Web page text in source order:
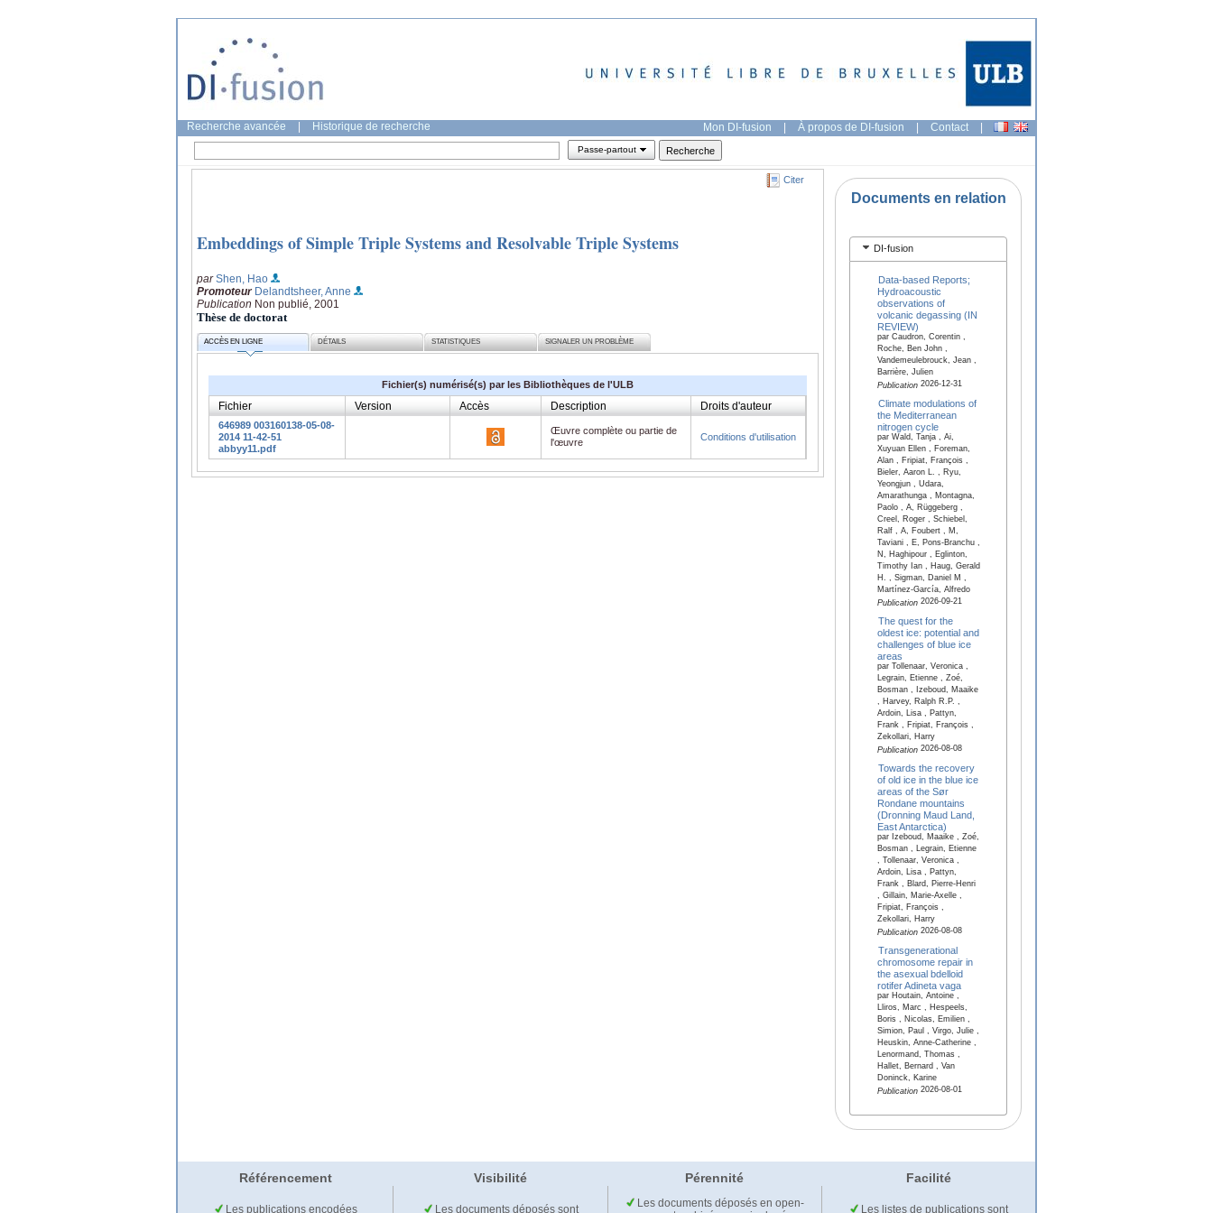
Recherche avancée Historique de recherche Mon DI-fusion | À propos de DI-fusion | Contact |
Passe-partout
Citer
Embeddings of Simple Triple Systems and Resolvable Triple Systems
parShen, Hao
Promoteur Delandtsheer, Anne
Publication Non publié, 2001
Thèse de doctorat
ACCÈS EN LIGNE DÉTAILS STATISTIQUES SIGNALER UN PROBLÈME
Fichier(s) numérisé(s) par les Bibliothèques de l'ULB
Fichier Version Accès Description Droits d'auteur
646989 003160138-05-08-
2014 11-42-51
abbyy11.pdf
Œuvre complète ou partie de
l'œuvre
Conditions d'utilisation
Documents en relation
DI-fusion
Data-based Reports;
Hydroacoustic
observations of
volcanic degassing (IN
REVIEW)
par Caudron, Corentin ,
Roche, Ben John ,
Vandemeulebrouck, Jean ,
Barrière, Julien
Publication2026-12-31
Climate modulations of
the Mediterranean
nitrogen cycle
par Wald, Tanja , Ai,
Xuyuan Ellen , Foreman,
Alan , Fripiat, François ,
Bieler, Aaron L. , Ryu,
Yeongjun , Udara,
Amarathunga , Montagna,
Paolo , A, Rüggeberg ,
Creel, Roger , Schiebel,
Ralf , A, Foubert , M,
Taviani , E, Pons-Branchu ,
N, Haghipour , Eglinton,
Timothy Ian , Haug, Gerald
H. , Sigman, Daniel M ,
Martínez-García, Alfredo
Publication2026-09-21
The quest for the
oldest ice: potential and
challenges of blue ice
areas
par Tollenaar, Veronica ,
Legrain, Etienne , Zoé,
Bosman , Izeboud, Maaike
, Harvey, Ralph R.P. ,
Ardoin, Lisa , Pattyn,
Frank , Fripiat, François ,
Zekollari, Harry
Publication2026-08-08
Towards the recovery
of old ice in the blue ice
areas of the Sør
Rondane mountains
(Dronning Maud Land,
East Antarctica)
par Izeboud, Maaike , Zoé,
Bosman , Legrain, Etienne
, Tollenaar, Veronica ,
Ardoin, Lisa , Pattyn,
Frank , Blard, Pierre-Henri
, Gillain, Marie-Axelle ,
Fripiat, François ,
Zekollari, Harry
Publication2026-08-08
Transgenerational
chromosome repair in
the asexual bdelloid
rotifer Adineta vaga
par Houtain, Antoine ,
Lliros, Marc , Hespeels,
Boris , Nicolas, Emilien ,
Simion, Paul , Virgo, Julie ,
Heuskin, Anne-Catherine ,
Lenormand, Thomas ,
Hallet, Bernard , Van
Doninck, Karine
Publication2026-08-01
Référencement Visibilité Pérennité Facilité
Les publications encodées Les documents déposés sont
Les documents déposés en open-
Les listes de publications sont